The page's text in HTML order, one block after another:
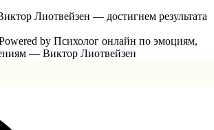
Лиотвейзен — достигнем результата
by Психолог онлайн по эмоциям,
— Виктор Лиотвейзен